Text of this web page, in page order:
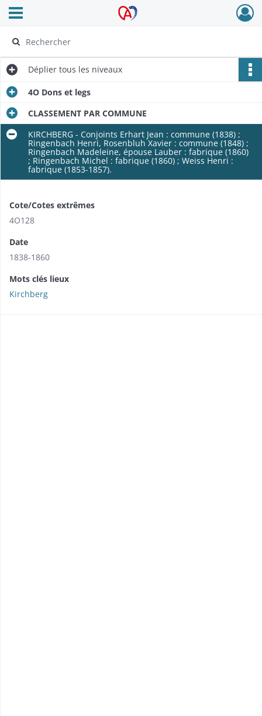
Archives Alsace - Colmar
Ouvrir le menu déroulant
Déplier tous les niveaux
4O Dons et legs
CLASSEMENT PAR COMMUNE
KIRCHBERG - Conjoints Erhart Jean : commune (1838) ;
Ringenbach Henri, Rosenbluh Xavier : commune (1848) ;
Ringenbach Madeleine, épouse Lauber : fabrique (1860)
; Ringenbach Michel : fabrique (1860) ; Weiss Henri :
fabrique (1853-1857).
Cote/Cotes extrêmes
4O128
Date
1838-1860
Mots clés lieux
Kirchberg